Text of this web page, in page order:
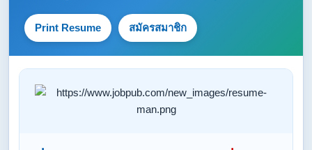
Print Resume สมัครสมาชิก